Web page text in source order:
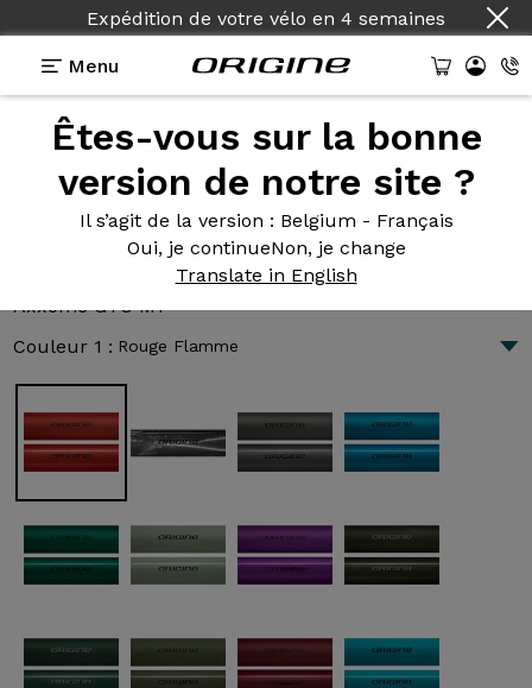
Pays : Français
Menu
Êtes-vous sur la bonne
version de notre site ?
Il s’agit de la version : Belgium - Français
Oui, je continueNon, je change
Translate in English
Présentation
Axxome GTO M1
Axxome GTO M1
Couleur 1 : Rouge Flamme